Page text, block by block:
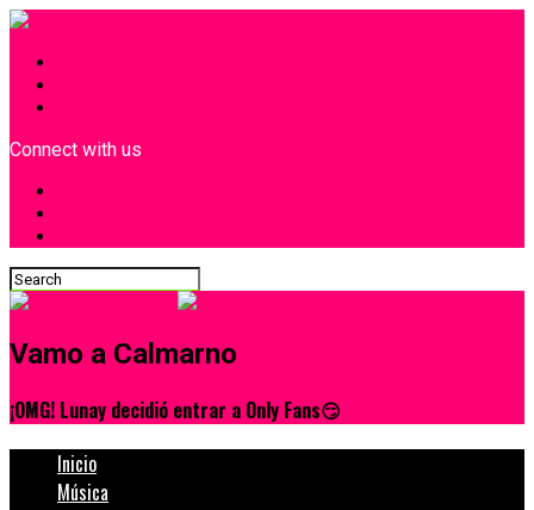
Connect with us
Vamo a Calmarno
¡OMG! Lunay decidió entrar a Only Fans😏
Inicio
Música